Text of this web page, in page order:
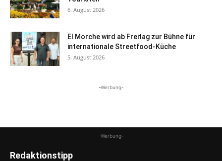
6. August 2026
El Morche wird ab Freitag zur Bühne für
internationale Streetfood-Küche
5. August 2026
-Werbung-
-Werbung-
Redaktionstipp